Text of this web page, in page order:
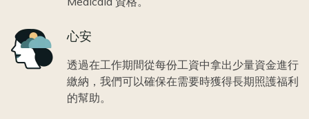
Icon 心安
透過在工作期間從每份工資中拿出少量資金進行
繳納，我們可以確保在需要時獲得長期照護福利
的幫助。